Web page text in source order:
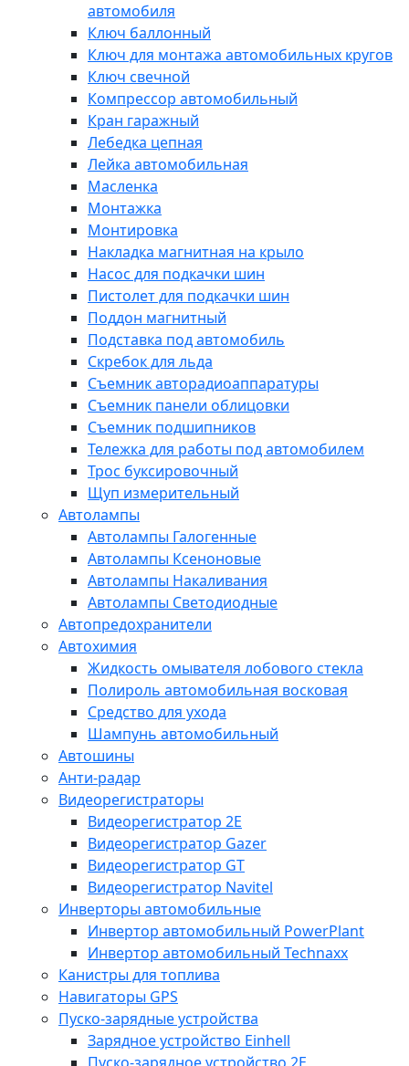
автомобиля
Ключ баллонный
Ключ для монтажа автомобильных кругов
Ключ свечной
Компрессор автомобильный
Кран гаражный
Лебедка цепная
Лейка автомобильная
Масленка
Монтажка
Монтировка
Накладка магнитная на крыло
Насос для подкачки шин
Пистолет для подкачки шин
Поддон магнитный
Подставка под автомобиль
Скребок для льда
Съемник авторадиоаппаратуры
Съемник панели облицовки
Съемник подшипников
Тележка для работы под автомобилем
Трос буксировочный
Щуп измерительный
Автолампы
Автолампы Галогенные
Автолампы Ксеноновые
Автолампы Накаливания
Автолампы Светодиодные
Автопредохранители
Автохимия
Жидкость омывателя лобового стекла
Полироль автомобильная восковая
Средство для ухода
Шампунь автомобильный
Автошины
Анти-радар
Видеорегистраторы
Видеорегистратор 2E
Видеорегистратор Gazer
Видеорегистратор GT
Видеорегистратор Navitel
Инверторы автомобильные
Инвертор автомобильный PowerPlant
Инвертор автомобильный Technaxx
Канистры для топлива
Навигаторы GPS
Пуско-зарядные устройства
Зарядное устройство Einhell